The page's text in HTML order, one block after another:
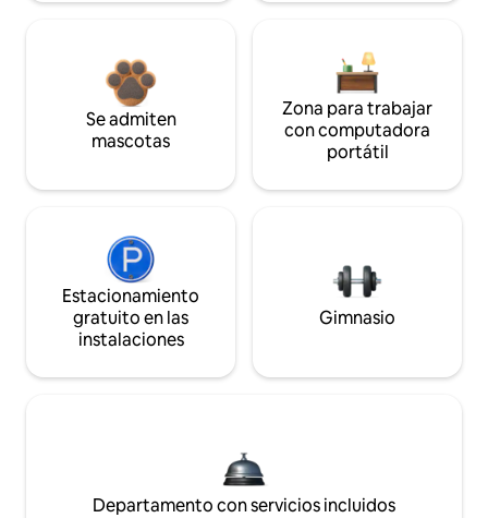
Se admiten
mascotas
Zona para trabajar
con computadora
portátil
Estacionamiento
gratuito en las
instalaciones
Gimnasio
Departamento con servicios incluidos